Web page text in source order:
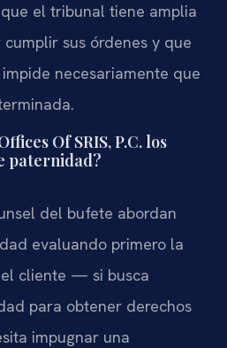
el tribunal tiene amplia
sus órdenes y que
necesariamente que
Of SRIS, P.C. los
paternidad?
del bufete abordan
evaluando primero la
cliente — si busca
para obtener derechos
impugnar una